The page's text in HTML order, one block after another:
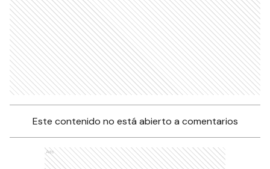
Este contenido no está abierto a comentarios
Ads